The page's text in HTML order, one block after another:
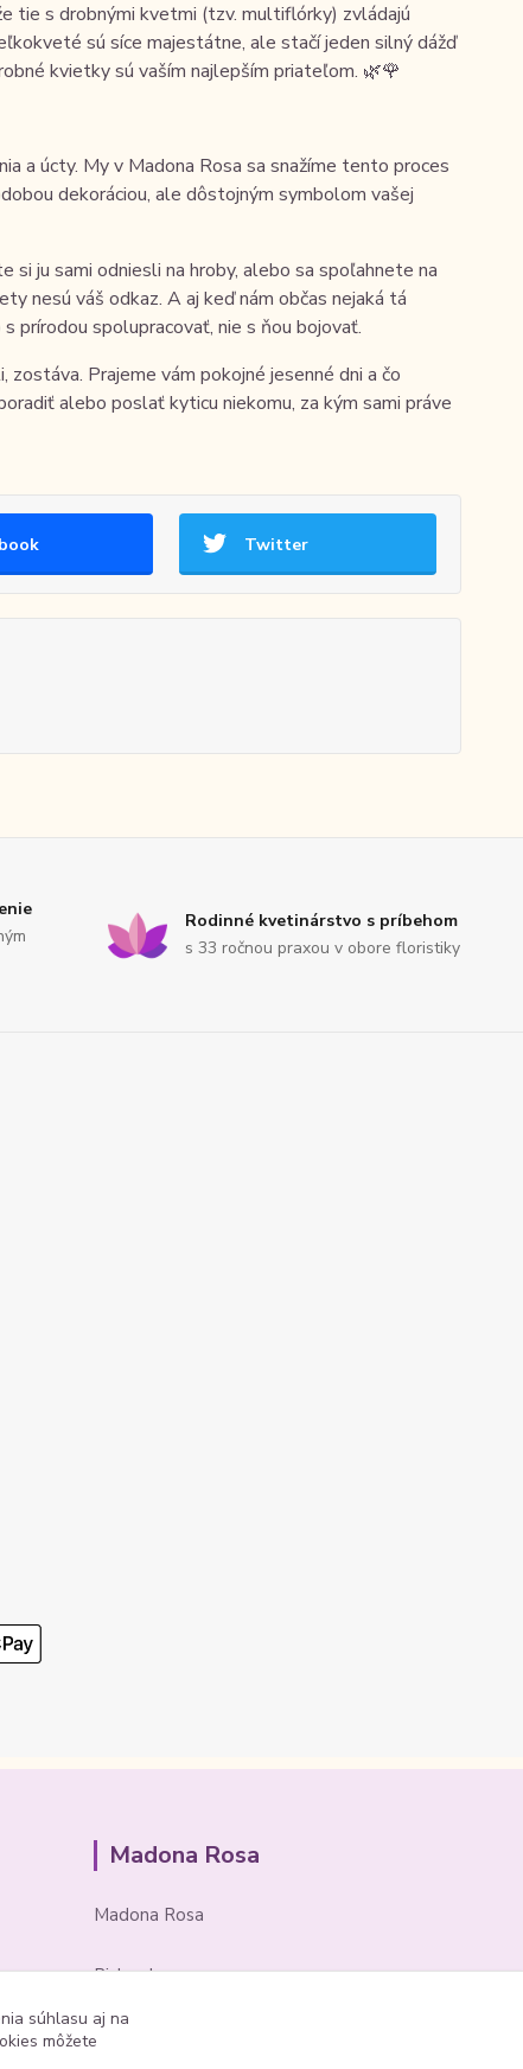
tie s drobnými kvetmi (tzv. multiflórky) zvládajú
sú síce majestátne, ale stačí jeden silný dážď
kvietky sú vaším najlepším priateľom. 🌿🌹
a úcty. My v Madona Rosa sa snažíme tento proces
dekoráciou, ale dôstojným symbolom vašej
si ju sami odniesli na hroby, alebo sa spoľahnete na
nesú váš odkaz. A aj keď nám občas nejaká tá
prírodou spolupracovať, nie s ňou bojovať.
Prajeme vám pokojné jesenné dni a čo
alebo poslať kyticu niekomu, za kým sami práve
Twitter
Rodinné kvetinárstvo s príbehom
s 33 ročnou praxou v obore floristiky
Madona Rosa
Madona Rosa
Richard
+421 905 276 211
súhlasu aj na
môžete